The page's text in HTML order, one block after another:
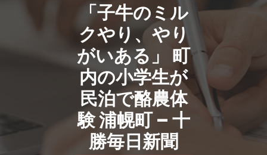
「子牛のミル
クやり、やり
がいある」 町
内の小学生が
民泊で酪農体
験 浦幌町 – 十
勝毎日新聞